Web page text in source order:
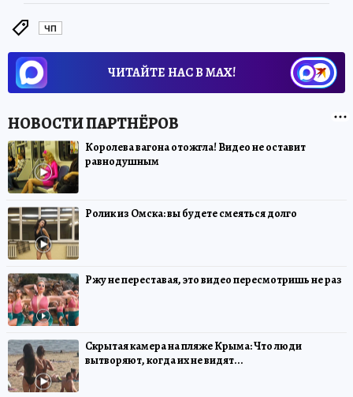
ЧП
ЧИТАЙТЕ НАС В МАХ!
Королева вагона отожгла! Видео не оставит
равнодушным
Ролик из Омска: вы будете смеяться долго
Ржу не переставая, это видео пересмотришь не раз
Скрытая камера на пляже Крыма: Что люди
вытворяют, когда их не видят...